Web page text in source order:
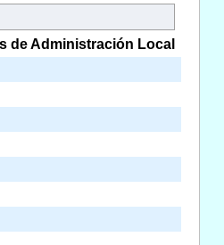
de Administración Local